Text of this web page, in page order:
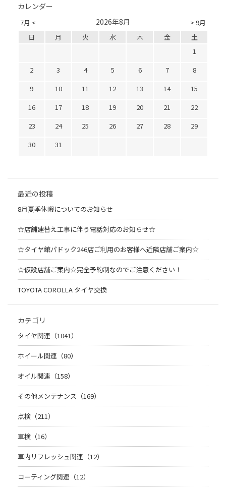
カレンダー
7月 < > 9月
2026年8月
日 月 火 水 木 金
土
1
2
3 4 5 6 7
8
9
10 11 12 13 14
15
16
17 18 19 20 21
22
23
24 25 26 27 28
29
30
31
最近の投稿
8月夏季休暇についてのお知らせ
☆店舗建替え工事に伴う電話対応のお知らせ☆
☆タイヤ館パドック246店ご利用のお客様へ近隣店舗ご案内☆
☆仮設店舗ご案内☆完全予約制なのでご注意ください！
TOYOTA COROLLA タイヤ交換
カテゴリ
タイヤ関連（1041）
ホイール関連（80）
オイル関連（158）
その他メンテナンス（169）
点検（211）
車検（16）
車内リフレッシュ関連（12）
コーティング関連（12）